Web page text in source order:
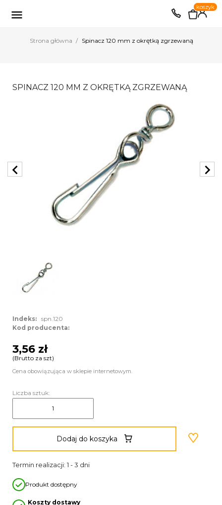
EUR PLN

0
koszyk
Strona główna Spinacz 120 mm z okrętką zgrzewaną
SPINACZ 120 MM Z OKRĘTKĄ ZGRZEWANĄ
chevron_left chevron_right
Indeks: spn.120
Kod producenta:
3,56 zł
(Brutto za szt)
Cena obowiązująca w sklepie internetowym.
Liczba sztuk:
Dodaj do koszyka
Termin realizacji: 1 - 3 dni
Produkt dostępny
Koszty dostawy